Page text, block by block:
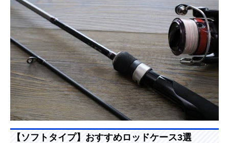
【ソフトタイプ】おすすめロッドケース3選